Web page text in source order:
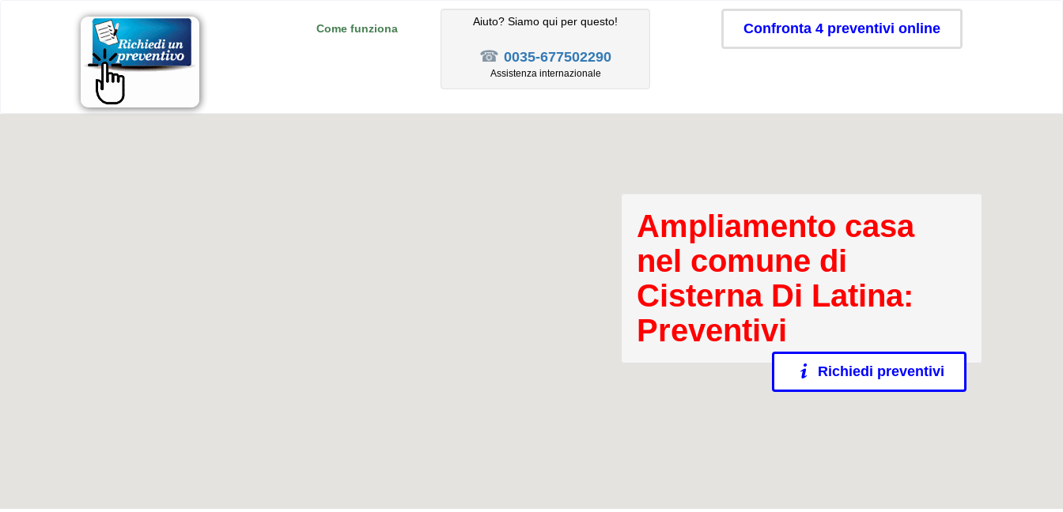
Come funziona
Aiuto? Siamo qui per questo!
☎ 0035-677502290
Assistenza internazionale
Confronta 4 preventivi online
Ampliamento casa
nel comune di
Cisterna Di Latina:
Preventivi
Richiedi preventivi